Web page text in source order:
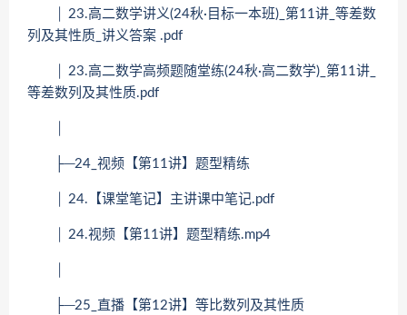
│ 23.高二数学讲义(24秋·目标一本班)_第11讲_等差数
列及其性质_讲义答案 .pdf
│ 23.高二数学高频题随堂练(24秋·高二数学)_第11讲_
等差数列及其性质.pdf
├─24_视频【第11讲】题型精练
│ 24.【课堂笔记】主讲课中笔记.pdf
│ 24.视频【第11讲】题型精练.mp4
├─25_直播【第12讲】等比数列及其性质